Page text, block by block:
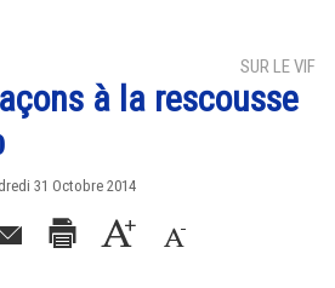
SUR LE VIF
à la rescousse
31 Octobre 2014